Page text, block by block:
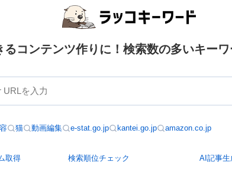
るコンテンツ作りに！検索数の多いキー
猫 動画編集 e-stat.go.jp kantei.go.jp amazon.co.jp
取得 検索順位チェック AI記事生